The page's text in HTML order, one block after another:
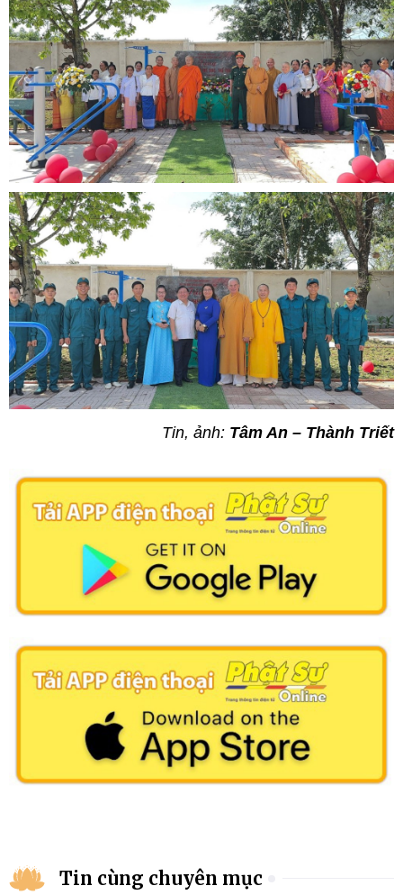
Tin, ảnh: Tâm An – Thành Triết
Tin cùng chuyên mục